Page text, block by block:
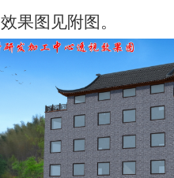
效果图 见附图 。